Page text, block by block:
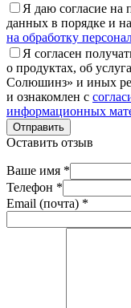
Я даю согласие на
данных в порядке и
на обработку
Я согласен
о продуктах, об
Солюшинз» и иных
и ознакомлен с
информационных
Отправить
Оставить отзыв
Ваше имя *
Телефон *
Email (почта) *